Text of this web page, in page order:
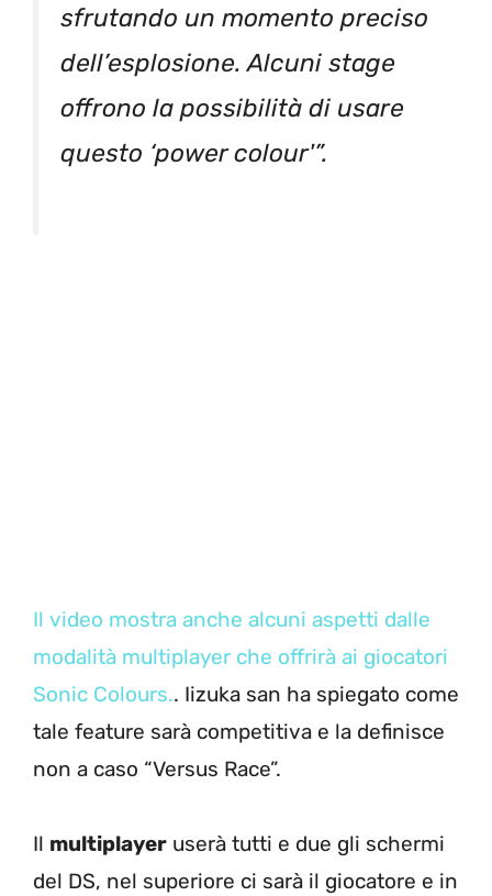
sfrutando un momento preciso
dell’esplosione. Alcuni stage
offrono la possibilità di usare
questo ‘power colour'”.
Il video mostra anche alcuni aspetti dalle
modalità multiplayer che offrirà ai giocatori
Sonic Colours.. Iizuka san ha spiegato come
tale feature sarà competitiva e la definisce
non a caso “Versus Race”.
Il multiplayer userà tutti e due gli schermi
del DS, nel superiore ci sarà il giocatore e in